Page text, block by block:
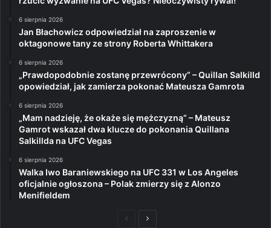
6 sierpnia 2026
Jan Błachowicz odpowiedział na zaproszenie w
oktagonowe tany ze strony Roberta Whittakera
6 sierpnia 2026
„Prawdopodobnie zostanę przewrócony” – Quillan Salkilld
opowiedział, jak zamierza pokonać Mateusza Gamrota
6 sierpnia 2026
„Mam nadzieję, że okaże się mężczyzną” – Mateusz
Gamrot wskazał dwa klucze do pokonania Quillana
Salkillda na UFC Vegas
6 sierpnia 2026
Walka Iwo Baraniewskiego na UFC 331 w Los Angeles
oficjalnie ogłoszona – Polak zmierzy się z Alonzo
Menifieldem
PoprzedniaNastępna